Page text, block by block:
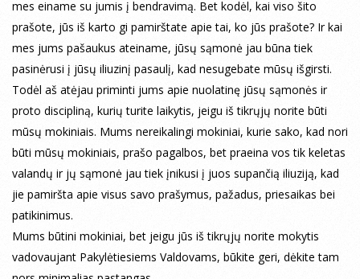
mes einame su jumis į bendravimą. Bet kodėl, kai viso šito
prašote, jūs iš karto gi pamirštate apie tai, ko jūs prašote? Ir kai
mes jums pašaukus ateiname, jūsų sąmonė jau būna tiek
pasinėrusi į jūsų iliuzinį pasaulį, kad nesugebate mūsų išgirsti.
Todėl aš atėjau priminti jums apie nuolatinę jūsų sąmonės ir
proto discipliną, kurių turite laikytis, jeigu iš tikrųjų norite būti
mūsų mokiniais. Mums nereikalingi mokiniai, kurie sako, kad nori
būti mūsų mokiniais, prašo pagalbos, bet praeina vos tik keletas
valandų ir jų sąmonė jau tiek įnikusi į juos supančią iliuziją, kad
jie pamiršta apie visus savo prašymus, pažadus, priesaikas bei
patikinimus.
Mums būtini mokiniai, bet jeigu jūs iš tikrųjų norite mokytis
vadovaujant Pakylėtiesiems Valdovams, būkite geri, dėkite tam